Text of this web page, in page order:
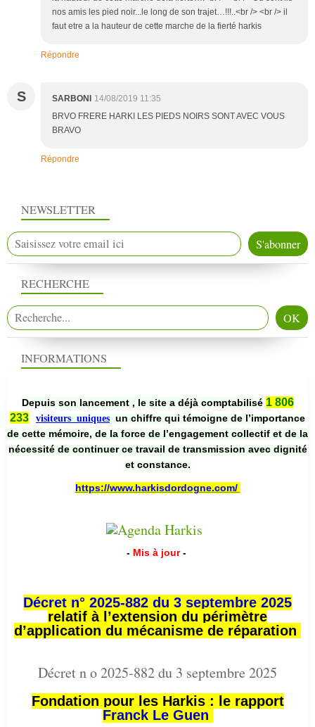
nos amis les pied noir...le long de son trajet…!!!..<br /> <br /> il
faut etre a la hauteur de cette marche de la fierté harkis
Répondre
S SARBONI
14/08/2019 11:35
BRVO FRERE HARKI LES PIEDS NOIRS SONT AVEC VOUS
BRAVO
Répondre
NEWSLETTER
RECHERCHE
INFORMATIONS
Depuis son lancement , le site a déjà comptabilisé 1 806
233
visiteurs uniques un chiffre qui témoigne de l’importance
de cette mémoire, de la force de l’engagement collectif et de la
nécessité de continuer ce travail de transmission avec dignité
et constance.
https://www.harkisdordogne.com/
- Mis à jour -
Décret n° 2025-882 du 3 septembre 2025
relatif à l’extension du périmètre
d’application du mécanisme de réparation
Décret n o 2025-882 du 3 septembre 2025
Fondation pour les Harkis : le rapport
Franck Le Guen